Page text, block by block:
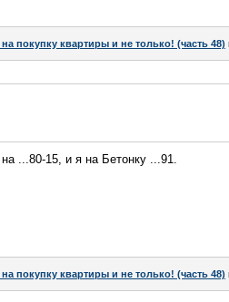
покупку квартиры и не только! (часть 48)
...80-15, и я на Бетонку ...91.
покупку квартиры и не только! (часть 48)